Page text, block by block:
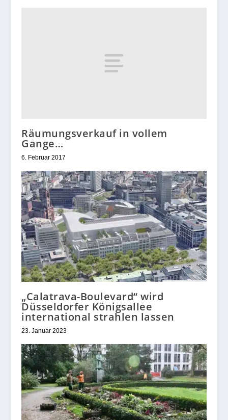
Räumungsverkauf in vollem
Gange…
6. Februar 2017
„Calatrava-Boulevard“ wird
Düsseldorfer Königsallee
international strahlen lassen
23. Januar 2023